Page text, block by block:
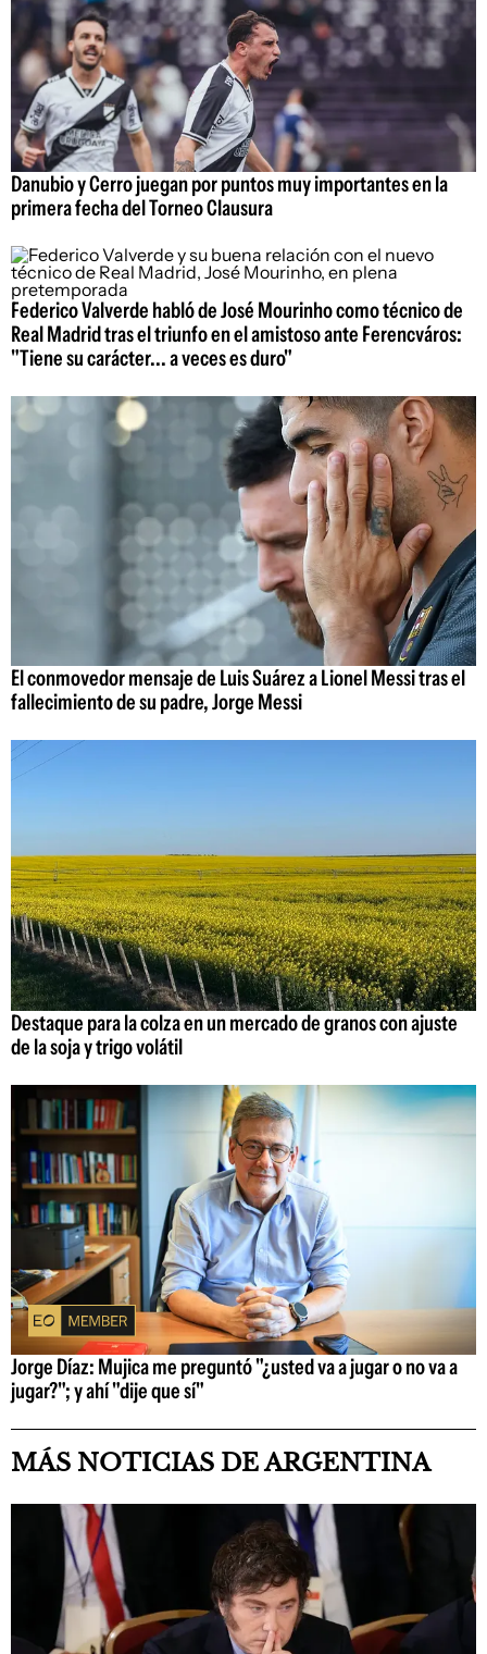
Danubio y Cerro juegan por puntos muy importantes en la
primera fecha del Torneo Clausura
Federico Valverde habló de José Mourinho como técnico de
Real Madrid tras el triunfo en el amistoso ante Ferencváros:
"Tiene su carácter... a veces es duro"
El conmovedor mensaje de Luis Suárez a Lionel Messi tras el
fallecimiento de su padre, Jorge Messi
Destaque para la colza en un mercado de granos con ajuste
de la soja y trigo volátil
Jorge Díaz: Mujica me preguntó "¿usted va a jugar o no va a
jugar?"; y ahí "dije que sí"
MÁS NOTICIAS DE ARGENTINA